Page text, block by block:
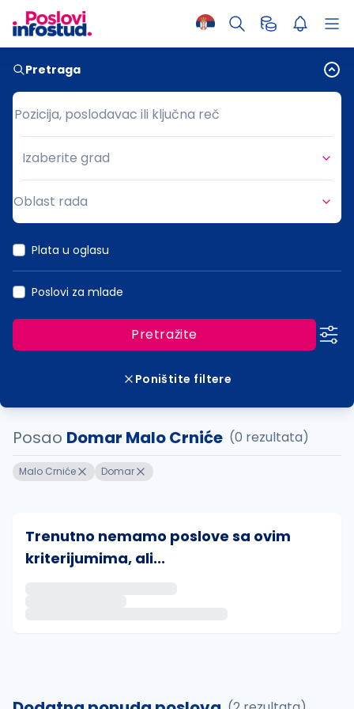
Pretraga
Pozicija, poslodavac ili ključna reč
Pozicija, poslodavac ili ključna reč
Grad
Izaberite grad
Oblast rada
Plata u oglasu
Poslovi za mlade
Pretražite
Poništite filtere
Posao Domar Malo Crniće (0 rezultata)
Malo Crniće Domar
Trenutno nemamo poslove sa ovim
kriterijumima, ali...